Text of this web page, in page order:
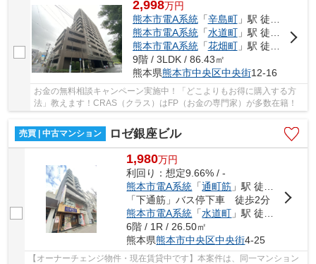
2,998万円
熊本市電A系統「辛島町」駅 徒歩7分
熊本市電A系統「水道町」駅 徒歩8分
熊本市電A系統「花畑町」駅 徒歩8分
9階 / 3LDK / 86.43㎡
熊本県熊本市中央区中央街12-16
お金の無料相談キャンペーン実施中！「どこよりもお得に購入する方
法」教えます！CRAS（クラス）はFP（お金の専門家）が多数在籍！
売買 | 中古マンション ロゼ銀座ビル
1,980万円
利回り：想定9.66% / -
熊本市電A系統 「通町筋 」駅 徒歩5分
「下通筋」バス停下車 徒歩2分
熊本市電A系統 「水道町 」駅 徒歩7分
6階 / 1R / 26.50㎡
熊本県熊本市中央区中央街4-25
【オーナーチェンジ物件・現在賃貸中です】本案件は、同一マンション